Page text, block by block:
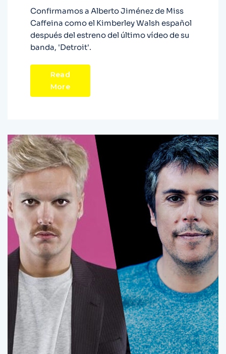
Confirmamos a Alberto Jiménez de Miss
Caffeina como el Kimberley Walsh español
después del estreno del último vídeo de su
banda, 'Detroit'.
Read
More